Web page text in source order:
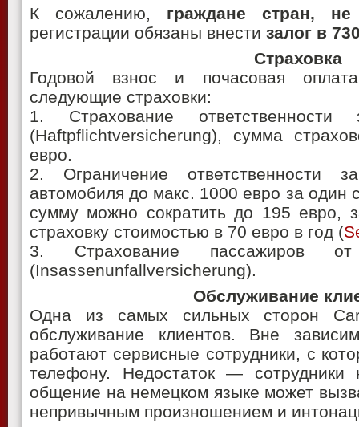
К сожалению, граждане стран,
регистрации обязаны внести залог в
Страховка
Годовой взнос и почасовая
следующие страховки:
1. Страхование
(Haftpflichtversicherung), сумма
евро.
2. Ограничение ответственности
автомобиля до макс. 1000 евро за один
сумму можно сократить до 195 евро,
страховку стоимостью в 70 евро в год (
3. Страхование пассажиров от
(Insassenunfallversicherung).
Обслуживание
Одна из самых сильных сторон
обслуживание клиентов. Вне
работают сервисные сотрудники, с
телефону. Недостаток — сотрудники
общение на немецком языке может
непривычным произношением и